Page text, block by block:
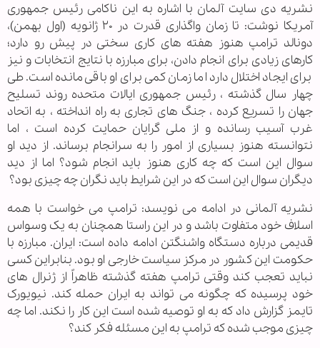
نشریه دی سایت آلمان با اشاره به این ناکامی رئیس جمهوری
آمریکا نوشت: تا زمان واگذاری قدرت در ۲۰ ژانویه (اول بهمن)،
دونالد ترامپ هنوز هفته های کاری سختی در پیش رو دارد؛
کارهای زیادی برای انجام دادن، برای مبارزه با نتایج انتخابات و نیز
برای ایجاد اختلال دارد اما زمان کمی برای او باقی مانده است. طی
چهار سال گذشته ، رئیس جمهوری ایالات متحده روند تسلیح
جهان را تسریع کرده ، جنگ های تجاری به راه انداخته ، به اتحاد
غرب آسیب رسانده و از ملی گرایان حمایت کرده است ، اما
نتوانسته هنوز بسیاری از امور را به سرانجام برساند. از دید او
سوال این است که چه کاری هنوز باید انجام شود؟ اما از دید
دیگران سوال این است که در این شرایط باید نگران چه چیزی بود؟
نشریه آلمانی در ادامه می نویسد: ترامپ می خواست با همه
اسلاف خود متفاوت باشد و در این راستا همچنان به یک وسواس
قدیمی درباره دستگاه واشنگتن ادامه داده است: ایران. مبارزه با
حکومت این کشور در مرکز سیاست خارجی او بود. بنابراین کسی
نباید تعجب کند وقتی ترامپ هفته گذشته ظاهراً از ژنرال های
خود پرسیده که چگونه می تواند به ایران حمله کند. نیویورک
تایمز گزارش داد که به او توصیه شده است این کار را نکند. اما چه
چیزی موجب شده که ترامپ به این مسئله فکر کند؟